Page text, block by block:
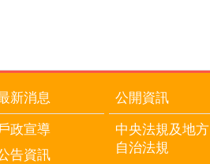
新消息
政宣導
告資訊
公開資訊
中央法規及地方
自治法規